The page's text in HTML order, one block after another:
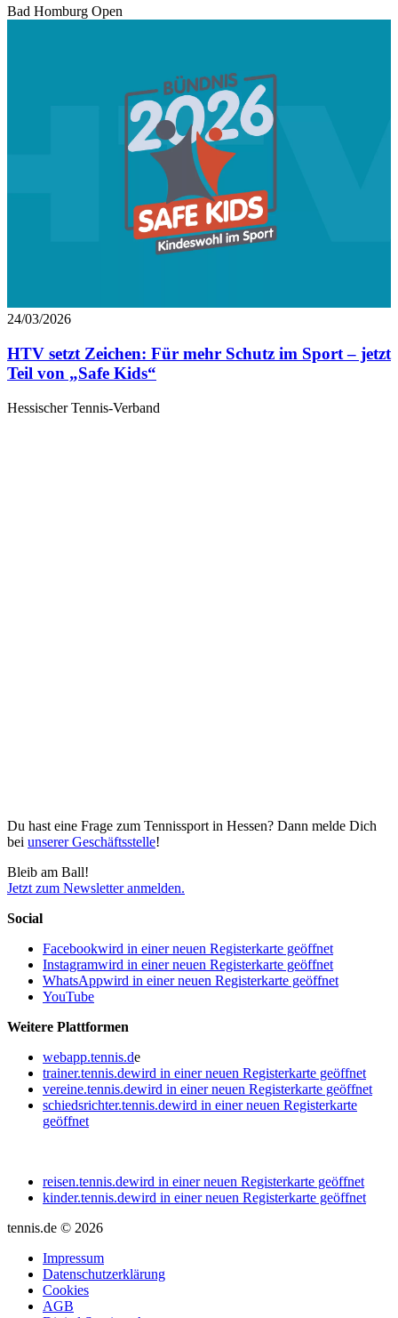
Bad Homburg Open
24/03/2026
HTV setzt Zeichen: Für mehr Schutz im Sport – jetzt
Teil von „Safe Kids“
Hessischer Tennis-Verband
Du hast eine Frage zum Tennissport in Hessen? Dann melde Dich
bei unserer Geschäftsstelle!
Bleib am Ball!
Jetzt zum Newsletter anmelden.
Social
Facebookwird in einer neuen Registerkarte geöffnet
Instagramwird in einer neuen Registerkarte geöffnet
WhatsAppwird in einer neuen Registerkarte geöffnet
YouTube
Weitere Plattformen
webapp.tennis.de
trainer.tennis.dewird in einer neuen Registerkarte geöffnet
vereine.tennis.dewird in einer neuen Registerkarte geöffnet
schiedsrichter.tennis.dewird in einer neuen Registerkarte
geöffnet
reisen.tennis.dewird in einer neuen Registerkarte geöffnet
kinder.tennis.dewird in einer neuen Registerkarte geöffnet
tennis.de © 2026
Impressum
Datenschutzerklärung
Cookies
AGB